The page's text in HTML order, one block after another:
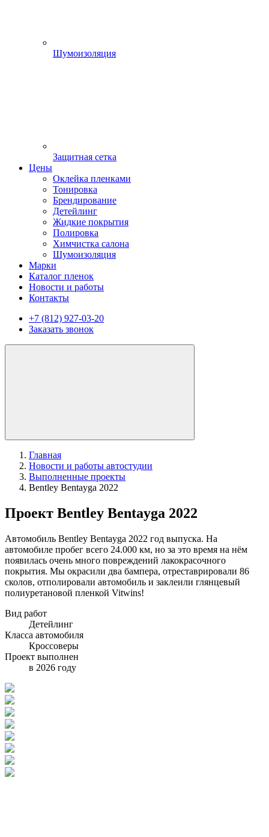
Шумоизоляция
Защитная сетка
Цены
Оклейка пленками
Тонировка
Брендирование
Детейлинг
Жидкие покрытия
Полировка
Химчистка салона
Шумоизоляция
Марки
Каталог пленок
Новости и работы
Контакты
+7 (812) 927-03-20
Заказать звонок
Главная
Новости и работы автостудии
Выполненные проекты
Bentley Bentayga 2022
Проект Bentley Bentayga 2022
Автомобиль Bentley Bentayga 2022 год выпуска. На
автомобиле пробег всего 24.000 км, но за это время на нём
появилась очень много повреждений лакокрасочного
покрытия. Мы окрасили два бампера, отреставрировали 86
сколов, отполировали автомобиль и заклеили глянцевый
полиуретановой пленкой Vitwins!
Вид работ
Детейлинг
Класса автомобиля
Кроссоверы
Проект выполнен
в 2026 году